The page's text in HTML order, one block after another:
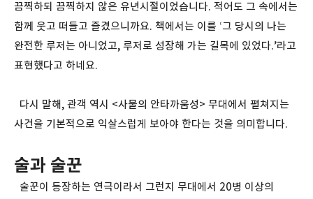
끔찍하되 끔찍하지 않은 유년시절이었습니다. 적어도 그 속에서는
함께 웃고 떠들고 즐겼으니까요. 책에서는 이를 ‘그 당시의 나는
완전한 루저는 아니었고, 루저로 성장해 가는 길목에 있었다.’라고
표현했다고 하네요.
다시 말해, 관객 역시 <사물의 안타까움성> 무대에서 펼쳐지는
사건을 기본적으로 익살스럽게 보아야 한다는 것을 의미합니다.
술과 술꾼
술꾼이 등장하는 연극이라서 그런지 무대에서 20병 이상의